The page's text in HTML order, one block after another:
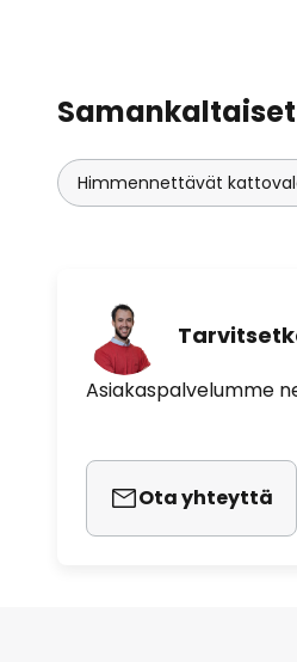
Himmennettävät
Asiakaspalvelumme
Ota yhteyttä